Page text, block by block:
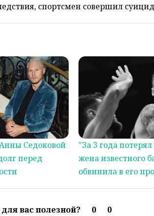
спортсмен совершил
Седоковой
перед
"За 3 года
жена известного
обвинила в его
вас полезной? 0 0